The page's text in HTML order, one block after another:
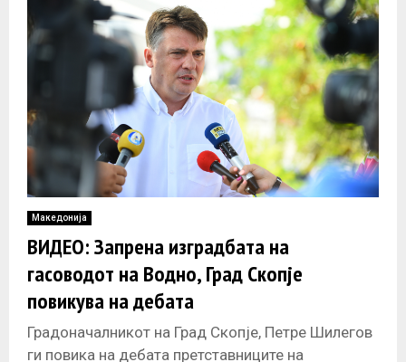
Македонија
ВИДЕО: Запрена изградбата на
гасоводот на Водно, Град Скопје
повикува на дебата
Градоначалникот на Град Скопје, Петре Шилегов
ги повика на дебата претставниците на